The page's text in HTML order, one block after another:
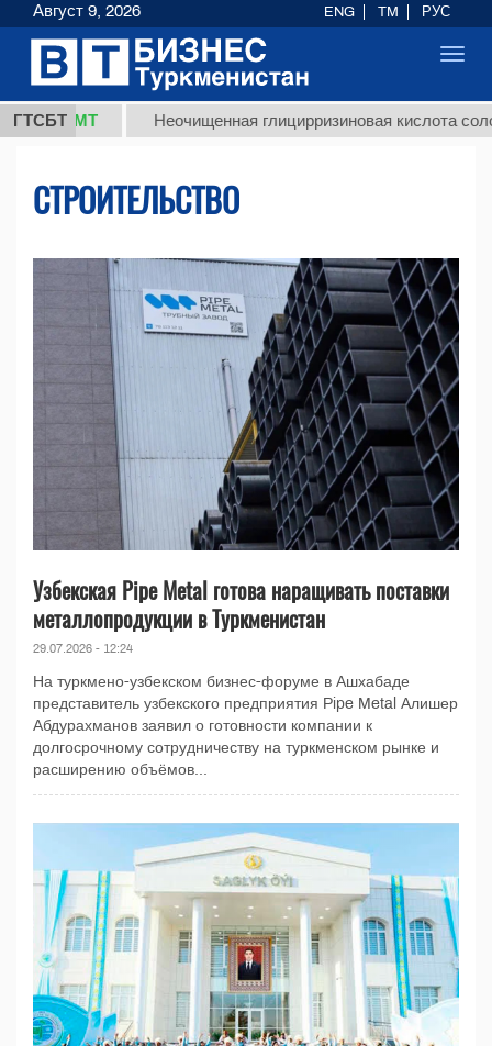
ГТСБТ Неочищенная глицирризиновая кислота солодкового
СТРОИТЕЛЬСТВО
Узбекская Pipe Metal готова наращивать поставки
металлопродукции в Туркменистан
29.07.2026 - 12:24
На туркмено-узбекском бизнес-форуме в Ашхабаде
представитель узбекского предприятия Pipe Metal Алишер
Абдурахманов заявил о готовности компании к
долгосрочному сотрудничеству на туркменском рынке и
расширению объёмов...
Август 9, 2026 ENG TM РУС